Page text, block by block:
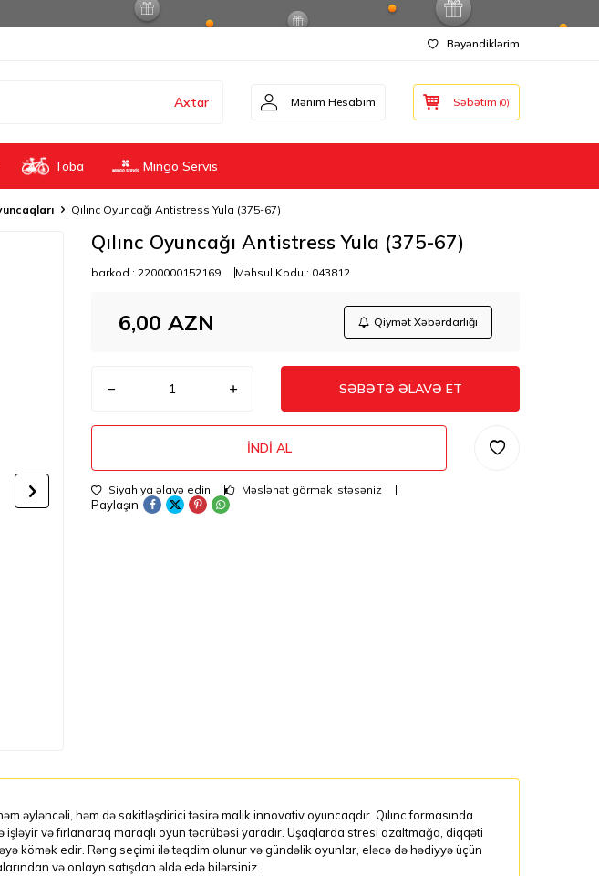
Bəyəndiklərim
Axtar Mənim Hesabım Səbətim (0)
Toba Mingo Servis
Qılınc Oyuncağı Antistress Yula (375-67)
Qılınc Oyuncağı Antistress Yula (375-67)
barkod : 2200000152169 Məhsul Kodu : 043812
6,00 AZN Qiymət Xəbərdarlığı
SƏBƏTƏ ƏLAVƏ ET
İNDI AL
Siyahıya əlavə edin Məsləhət görmək istəsəniz
Paylaşın
əyləncəli, həm də sakitləşdirici təsirə malik innovativ oyuncaqdır. Qılınc formasında
və fırlanaraq maraqlı oyun təcrübəsi yaradır. Uşaqlarda stresi azaltmağa, diqqəti
kömək edir. Rəng seçimi ilə təqdim olunur və gündəlik oyunlar, eləcə də hədiyyə üçün
və onlayn satışdan əldə edə bilərsiniz.